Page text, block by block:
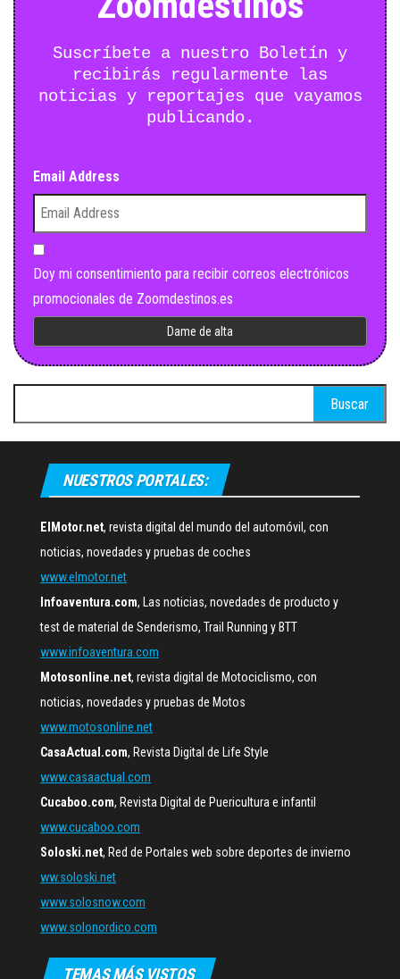
Suscríbete a nuestro Boletín y
recibirás regularmente las
noticias y reportajes que vayamos
publicando.
Email Address
Doy mi consentimiento para recibir correos electrónicos
promocionales de Zoomdestinos.es
NUESTROS PORTALES:
ElMotor.net, revista digital del mundo del automóvil, con
noticias, novedades y pruebas de coches
www.elmotor.net
Infoaventura.com, Las noticias, novedades de producto y
test de material de Senderismo, Trail Running y BTT
www.infoaventura.com
Motosonline.net, revista digital de Motociclismo, con
noticias, novedades y pruebas de Motos
www.motosonline.net
CasaActual.com, Revista Digital de Life Style
www.casaactual.com
Cucaboo.com, Revista Digital de Puericultura e infantil
www.cucaboo.com
Soloski.net, Red de Portales web sobre deportes de invierno
ww.soloski.net
www.solosnow.com
www.solonordico.com
TEMAS MÁS VISTOS